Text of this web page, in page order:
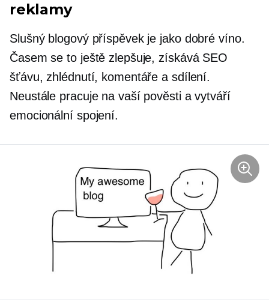
reklamy
Slušný blogový příspěvek je jako dobré víno.
Časem se to ještě zlepšuje, získává SEO
šťávu, zhlédnutí, komentáře a sdílení.
Neustále pracuje na vaší pověsti a vytváří
emocionální spojení.